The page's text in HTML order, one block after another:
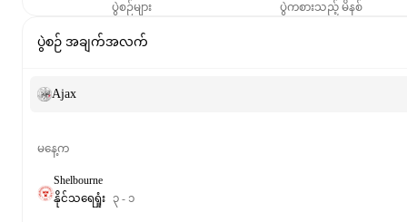
ပွဲစဉ်များ ပွဲကစားသည့် မိနစ်
ပွဲစဉ် အချက်အလက်
Ajax
မနေ့က
Shelbourne
နိုင်သရေရှုံး ၃ - ၁